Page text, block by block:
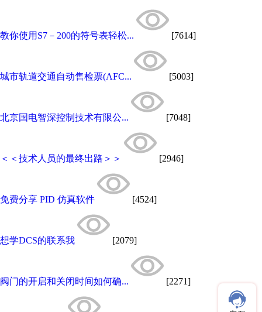
教你使用S7－200的符号表轻松... [7614]
城市轨道交通自动售检票(AFC... [5003]
北京国电智深控制技术有限公... [7048]
＜＜技术人员的最终出路＞＞ [2946]
免费分享 PID 仿真软件 [4524]
想学DCS的联系我 [2079]
阀门的开启和关闭时间如何确... [2271]